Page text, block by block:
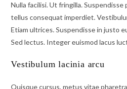
Nulla facilisi. Ut fringilla.
tellus consequat imperdiet.
Etiam ultrices. Suspendisse in justo
Sed lectus. Integer euismod lacus
Vestibulum lacinia arcu
Quisque cursus, metus vitae